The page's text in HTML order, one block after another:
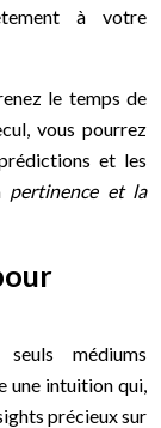
à votre
le temps de
vous pourrez
et les
pertinence et la
médiums
une intuition qui,
précieux sur